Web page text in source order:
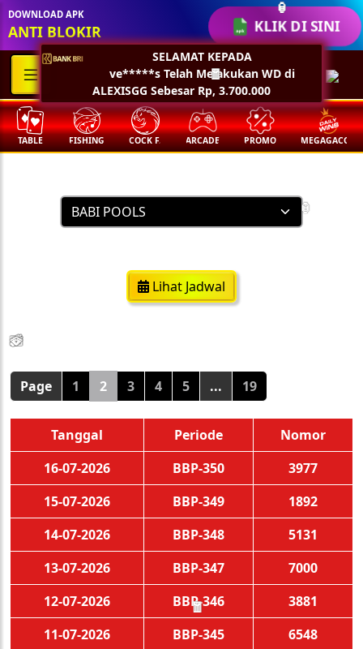
SELAMAT KEPADA
ve*****s Telah Melakukan WD di
ALEXISGG Sebesar Rp, 3.700.000
🧧
🏮
KLIK DI SINI
DOWNLOAD APK
ANTI BLOKIR
TABLE FISHING COCK F. ARCADE PROMO MEGAGACOR
Lihat Jadwal
Page 1 2 3 4 5 ... 19
Tanggal Periode
Nomor
16-07-2026
BBP-350
3977
15-07-2026
BBP-349
1892
14-07-2026
BBP-348
5131
13-07-2026
BBP-347
7000
12-07-2026
BBP-346
3881
11-07-2026
BBP-345
6548